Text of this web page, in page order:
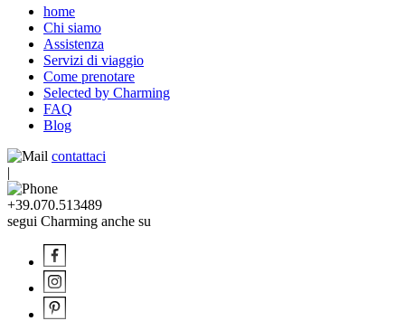
home
Chi siamo
Assistenza
Servizi di viaggio
Come prenotare
Selected by Charming
FAQ
Blog
contattaci
|
+39.070.513489
segui Charming anche su